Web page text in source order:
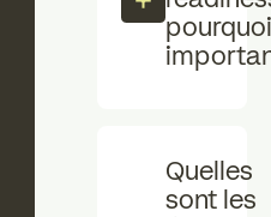
Quelles
sont les